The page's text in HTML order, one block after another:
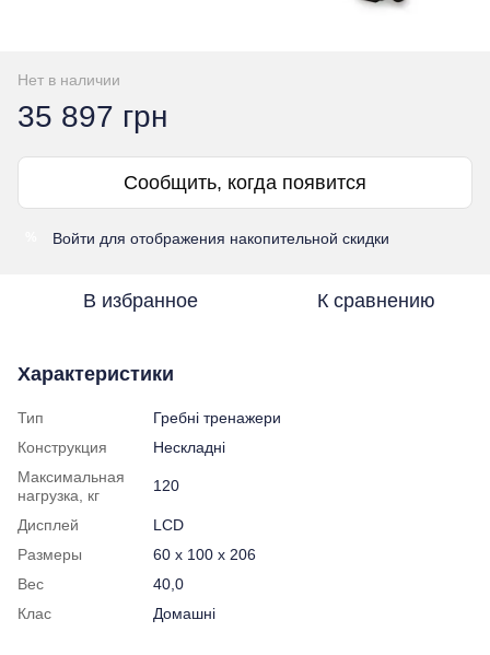
Нет в наличии
35 897 грн
Сообщить, когда появится
Войти для отображения накопительной скидки
В избранное К сравнению
Характеристики
Тип
Гребні тренажери
Конструкция
Нескладні
Максимальная
нагрузка, кг
120
Дисплей
LCD
Размеры
60 x 100 x 206
Вес
40,0
Клас
Домашні